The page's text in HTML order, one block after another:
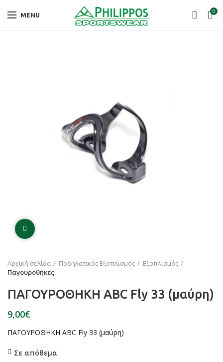
MENU 0
Αρχική σελίδα Ποδηλατικός Εξοπλισμός
Εξοπλισμός
Παγουροθήκες
ΠΑΓΟΥΡΟΘΗΚΗ ABC Fly 33 (μαύρη)
€
ΠΑΓΟΥΡΟΘΗΚΗ ABC Fly 33 (μαύρη)
Σε απόθεμα